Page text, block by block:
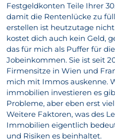
Festgeldkonten Teile Ihrer
damit die Rentenlücke zu
erstellen ist heutzutage
kostet dich auch kein Geld,
das für mich als Puffer für
Jobeinkommen. Sie ist seit
Firmensitze in Wien und
mich mit Immos auskenne.
immobilien investieren es
Probleme, aber eben erst
Weitere Faktoren, was des
Immobilien eigentlich
und Risiken es beinhaltet.